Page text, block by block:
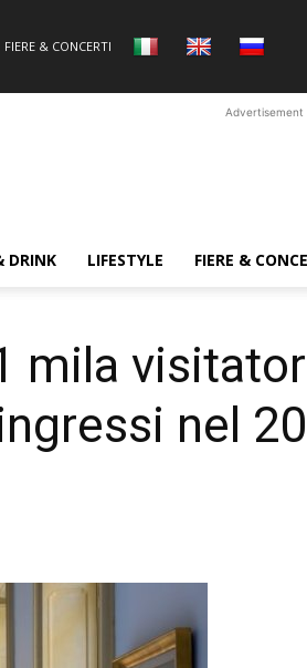
FIERE & CONCERTI
Advertisement
DRINK LIFESTYLE FIERE &
mila
nel